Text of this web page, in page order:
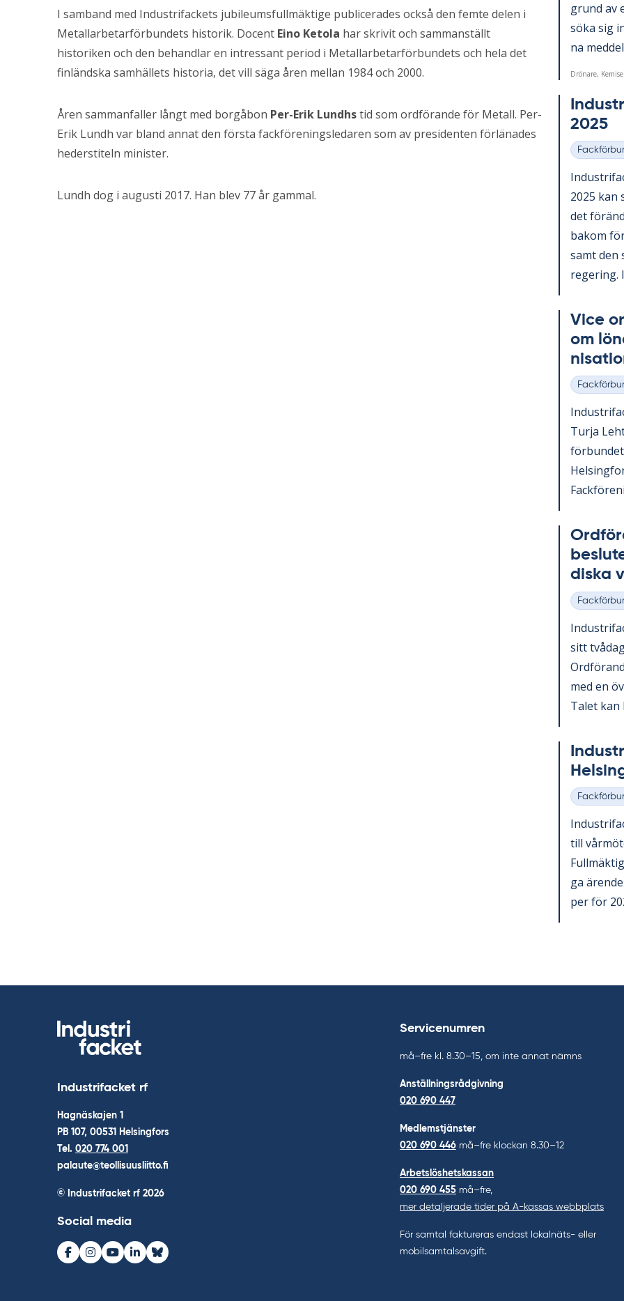
I samband med Industrifackets jubileumsfullmäktige publicerades också den femte delen i
Metallarbetarförbundets historik. Docent Eino Ketola har skrivit och sammanställt
historiken och den behandlar en intressant period i Metallarbetarförbundets och hela det
finländska samhällets historia, det vill säga åren mellan 1984 och 2000.
Åren sammanfaller långt med borgåbon Per-Erik Lundhstid som ordförande för Metall. Per-
Erik Lundh var bland annat den första fackföreningsledaren som av presidenten förlänades
hederstiteln minister.
Lundh dog i augusti 2017. Han blev 77 år gammal.
grund av
söka sig
na
Drönare,
2025
Kategorier
2025 kan
det
bakom
samt den
re­ge­ring.
Vice
om
Kategorier
Turja
dis­ka
Kategorier
sitt
med en
Ta­let kan
Kategorier
till
ga
per för
Industrifacket rf
Hagnäskajen 1
PB 107, 00531 Helsingfors
Tel. 020 774 001
palaute@teollisuusliitto.fi
© Industrifacket rf 2026
Social media
Facebook
Instagram
Youtube
LinkedInBluesky
Servicenumren
må–fre kl. 8.30–15, om inte annat nämns
Anställningsrådgivning
020 690 447
Medlemstjänster
020 690 446 må–fre klockan 8.30–12
Arbetslöshetskassan
020 690 455 må–fre,
mer detaljerade tider på A-kassas webbplats
För samtal faktureras endast lokalnäts- eller
mobilsamtalsavgift.